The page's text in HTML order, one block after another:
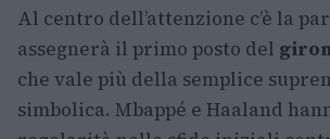
Al centro dell’attenzione c’è la
assegnerà il primo posto del
che vale più della semplice
simbolica. Mbappé e Haaland